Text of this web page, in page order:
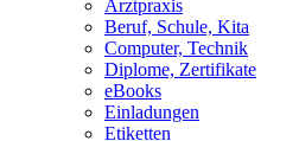
Arztpraxis
Beruf, Schule, Kita
Computer, Technik
Diplome, Zertifikate
eBooks
Einladungen
Etiketten